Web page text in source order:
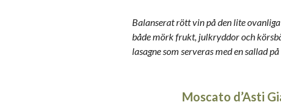
Balanserat rött vin på den lite
både mörk frukt, julkryddor och
lasagne som serveras med en sallad
Moscato d’Asti